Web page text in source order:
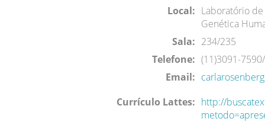
Local: Laboratório
Genética
Sala: 234/235
Telefone: (11)3091-
Email:
Currículo Lattes: http://